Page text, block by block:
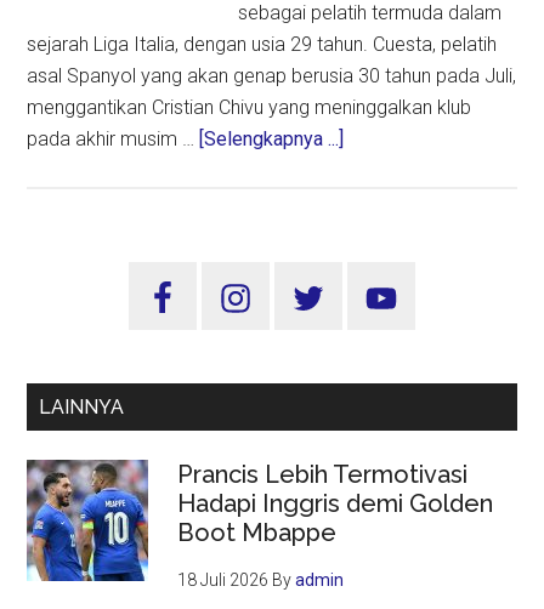
sebagai pelatih termuda dalam
sejarah Liga Italia, dengan usia 29 tahun. Cuesta, pelatih
asal Spanyol yang akan genap berusia 30 tahun pada Juli,
menggantikan Cristian Chivu yang meninggalkan klub
pada akhir musim … [Selengkapnya ...]
sebagai
Termuda
Serie
A
Sidebar
LAINNYA
Prancis Lebih Termotivasi
Hadapi Inggris demi Golden
Boot Mbappe
18 Juli 2026 Byadmin